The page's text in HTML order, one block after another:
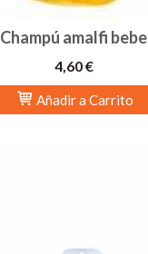
Champú amalfi bebe
4,60 €
Añadir a Carrito